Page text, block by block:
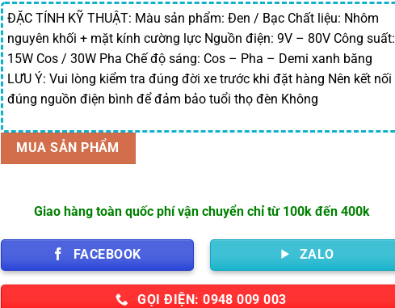
1,140,000 ₫.
ĐẶC TÍNH KỸ THUẬT: Màu sản phẩm: Đen / Bạc Chất liệu: Nhôm
nguyên khối + mặt kính cường lực Nguồn điện: 9V – 80V Công suất:
15W Cos / 30W Pha Chế độ sáng: Cos – Pha – Demi xanh băng
LƯU Ý: Vui lòng kiểm tra đúng đời xe trước khi đặt hàng Nên kết nối
đúng nguồn điện bình để đảm bảo tuổi thọ đèn Không
MUA SẢN PHẨM
Giao hàng toàn quốc phí vận chuyển chỉ từ 100k đến 400k
FACEBOOK ZALO
GỌI ĐIỆN: 0948 009 003